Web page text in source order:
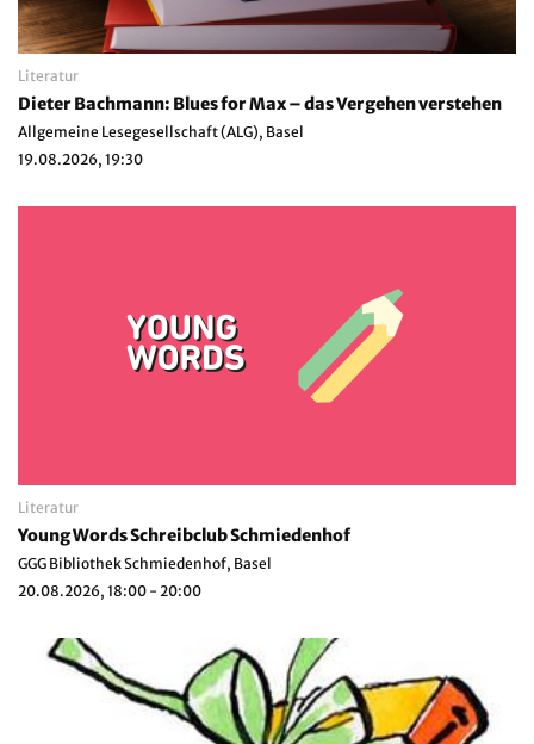
Literatur
Dieter Bachmann: Blues for Max – das Vergehen verstehen
Allgemeine Lesegesellschaft (ALG), Basel
19.08.2026, 19:30
Literatur
Young Words Schreibclub Schmiedenhof
GGG Bibliothek Schmiedenhof, Basel
20.08.2026, 18:00 - 20:00